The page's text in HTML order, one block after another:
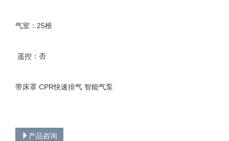
气室：25根
遥控：否
带床罩 CPR快速排气 智能气泵
产品咨询